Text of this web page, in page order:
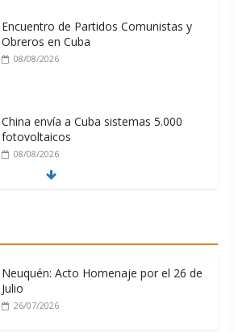
Encuentro de Partidos Comunistas y
Obreros en Cuba
08/08/2026
China envía a Cuba sistemas 5.000
fotovoltaicos
08/08/2026
Cuba
Neuquén: Acto Homenaje por el 26 de
Julio
26/07/2026